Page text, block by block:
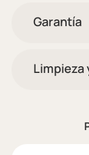
Garantía
Limpieza